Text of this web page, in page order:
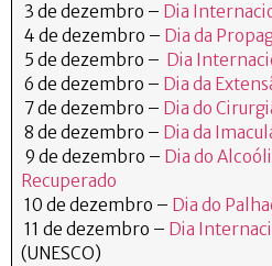
3 de dezembro – Dia
4 de dezembro – Dia da
5 de dezembro – Dia
6 de dezembro – Dia da
7 de dezembro – Dia do
8 de dezembro – Dia da
9 de dezembro – Dia do
Recuperado
10 de dezembro – Dia do
11 de dezembro – Dia
(UNESCO)